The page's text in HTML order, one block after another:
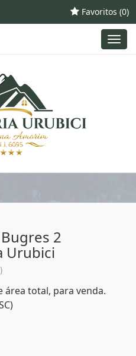
Favoritos (0)
2
Urubici
área total, para venda.